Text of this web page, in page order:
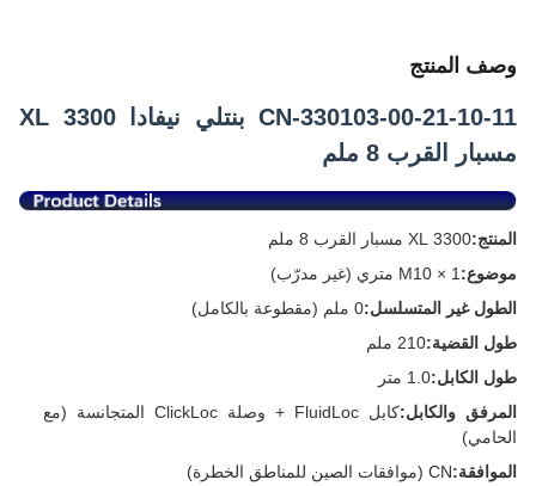
وصف المنتج
330103-00-21-10-11-CN بنتلي نيفادا 3300 XL
مسبار القرب 8 ملم
المنتج:3300 XL مسبار القرب 8 ملم
موضوع:M10 × 1 متري (غير مدرّب)
الطول غير المتسلسل:0 ملم (مقطوعة بالكامل)
طول القضية:210 ملم
طول الكابل:1.0 متر
المرفق والكابل:
كابل FluidLoc + وصلة ClickLoc المتجانسة (مع
الحامي)
الموافقة:CN (موافقات الصين للمناطق الخطرة)